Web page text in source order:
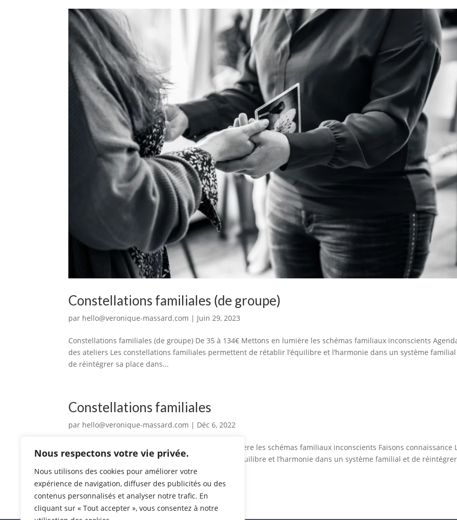
Nous respectons votre vie privée.
Nous utilisons des cookies pour améliorer votre
expérience de navigation, diffuser des publicités ou des
contenus personnalisés et analyser notre trafic. En
cliquant sur « Tout accepter », vous consentez à notre
Constellations familiales (de groupe)
par hello@veronique-massard.com | Juin 29, 2023
Constellations familiales (de groupe) De 35 à 134€ Mettons en lumière les schémas familiaux inconscients
des ateliers Les constellations familiales permettent de rétablir l’équilibre et l’harmonie dans un système
de réintégrer sa place dans...
Constellations familiales
par hello@veronique-massard.com | Déc 6, 2022
Constellations familiales 1h – 85 € Mettons en lumière les schémas familiaux inconscients Faisons connaissance
constellations familiales permettent de rétablir l’équilibre et l’harmonie dans un système familial et de
place dans celui-ci. Elles...